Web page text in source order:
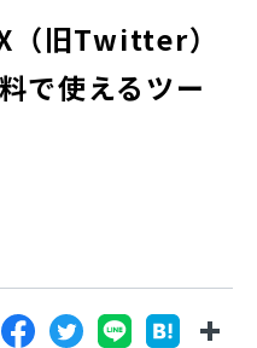
（旧Twitter）
で使えるツー